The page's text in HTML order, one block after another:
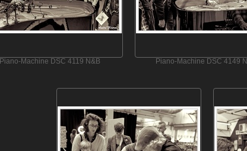
Piano-Machine DSC 4119 N&B Piano-Machine DSC 4149